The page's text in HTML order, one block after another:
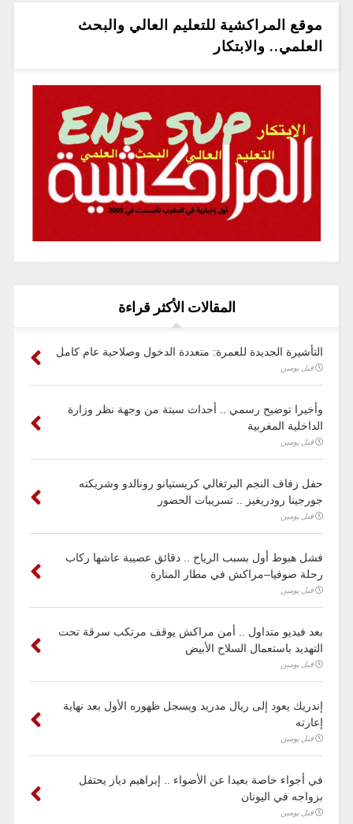
موقع المراكشية للتعليم العالي والبحث
العلمي.. والابتكار
المقالات الأكثر قراءة
التأشيرة الجديدة للعمرة: متعددة الدخول وصلاحية عام كامل
قبل يومين
وأخيرا توضيح رسمي .. أحداث سبتة من وجهة نظر وزارة
الداخلية المغربية
قبل يومين
حفل زفاف النجم البرتغالي كريستيانو رونالدو وشريكته
جورجينا رودريغيز .. تسريبات الحضور
قبل يومين
فشل هبوط أول بسبب الرياح .. دقائق عصيبة عاشها ركاب
رحلة صوفيا–مراكش في مطار المنارة
قبل يومين
بعد فيديو متداول .. أمن مراكش يوقف مرتكب سرقة تحت
التهديد باستعمال السلاح الأبيض
قبل يومين
إندريك يعود إلى ريال مدريد ويسجل ظهوره الأول بعد نهاية
إعارته
قبل يومين
في أجواء خاصة بعيدا عن الأضواء .. إبراهيم دياز يحتفل
بزواجه في اليونان
قبل يومين